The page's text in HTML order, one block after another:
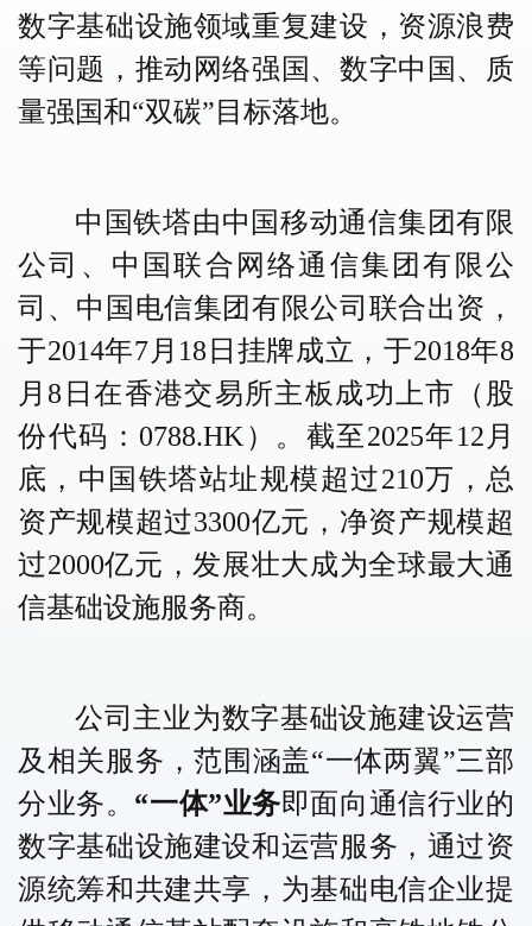
数字基础设施领域重复建设，资源浪费
等问题，推动网络强国、数字中国、质
量强国和“双碳”目标落地。
中国铁塔由中国移动通信集团有限
公司、中国联合网络通信集团有限公
司、中国电信集团有限公司联合出资，
于2014年7月18日挂牌成立，于2018年8
月8日在香港交易所主板成功上市（股
份代码：0788.HK）。截至2025年12 月
底，中国铁塔站址规模超过210万，总
资产规模超过3300亿元，净资产规模超
过2000亿元，发展壮大成为全球最大通
信基础设施服务商。
公司主业为数字基础设施建设运营
及相关服务，范围涵盖“一体两翼”三部
分业务。 “一体”业务即面向通信行业的
数字基础设施建设和运营服务，通过资
源统筹和共建共享，为基础电信企业提